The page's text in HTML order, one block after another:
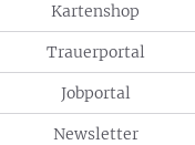
Kartenshop
Trauerportal
Jobportal
Newsletter